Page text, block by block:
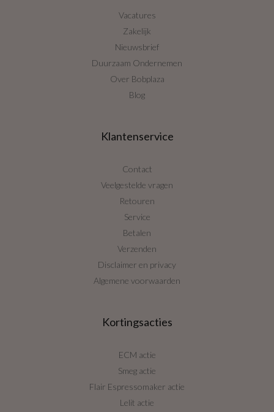
Vacatures
Zakelijk
Nieuwsbrief
Duurzaam Ondernemen
Over Bobplaza
Blog
Klantenservice
Contact
Veelgestelde vragen
Retouren
Service
Betalen
Verzenden
Disclaimer en privacy
Algemene voorwaarden
Kortingsacties
ECM actie
Smeg actie
Flair Espressomaker actie
Lelit actie